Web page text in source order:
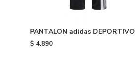
PANTALON adidas DEPORTIVO
ADIBREAK - Black White
$ 4.890